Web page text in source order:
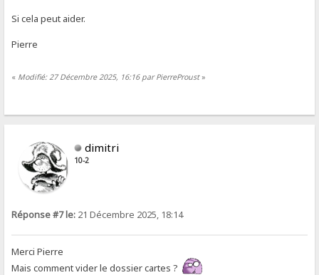
Si cela peut aider.
Pierre
« Modifié: 27 Décembre 2025, 16:16 par PierreProust»
dimitri
10-2
Réponse #7 le: 21 Décembre 2025, 18:14
Merci Pierre
Mais comment vider le dossier cartes ?